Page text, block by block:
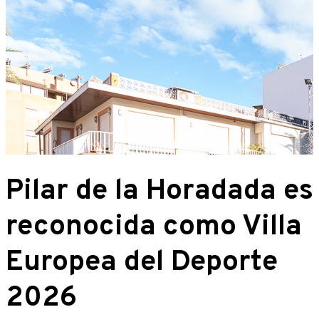
Pilar de la Horadada es
reconocida como Villa
Europea del Deporte
2026